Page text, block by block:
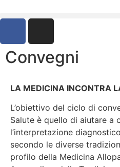
Convegni
LA MEDICINA INCONTRA
L’obiettivo del ciclo di
Salute è quello di aiutare a
l’interpretazione
secondo le diverse
profilo della Medicina